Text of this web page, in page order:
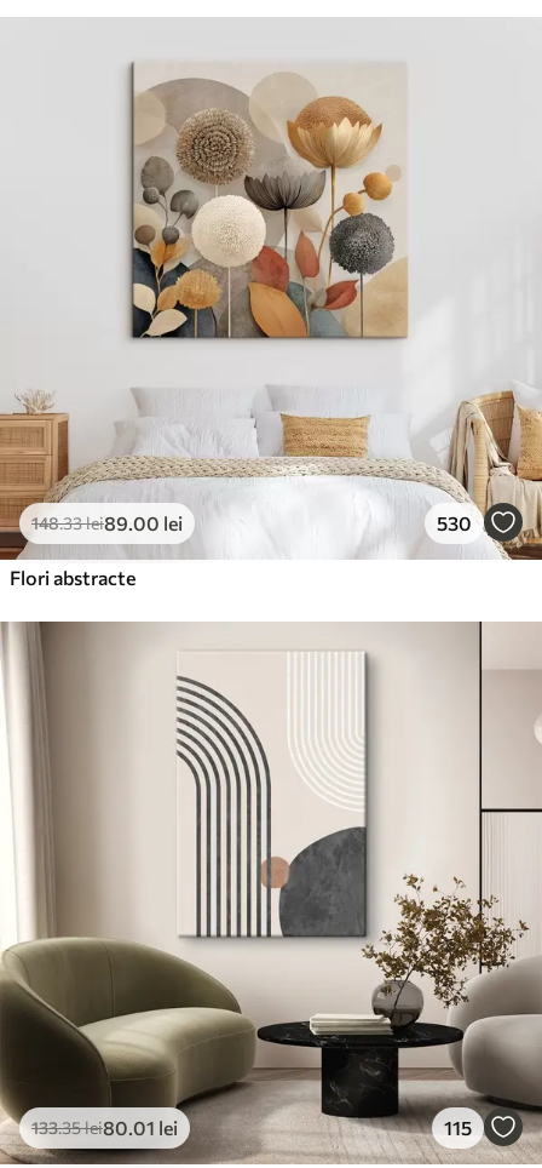
148.33lei89.00 lei 530
Flori abstracte
133.35lei80.01 lei 115